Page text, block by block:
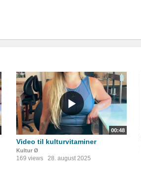
00:48
Video til kulturvitaminer
Kultur Ø
169 views 28. august 2025